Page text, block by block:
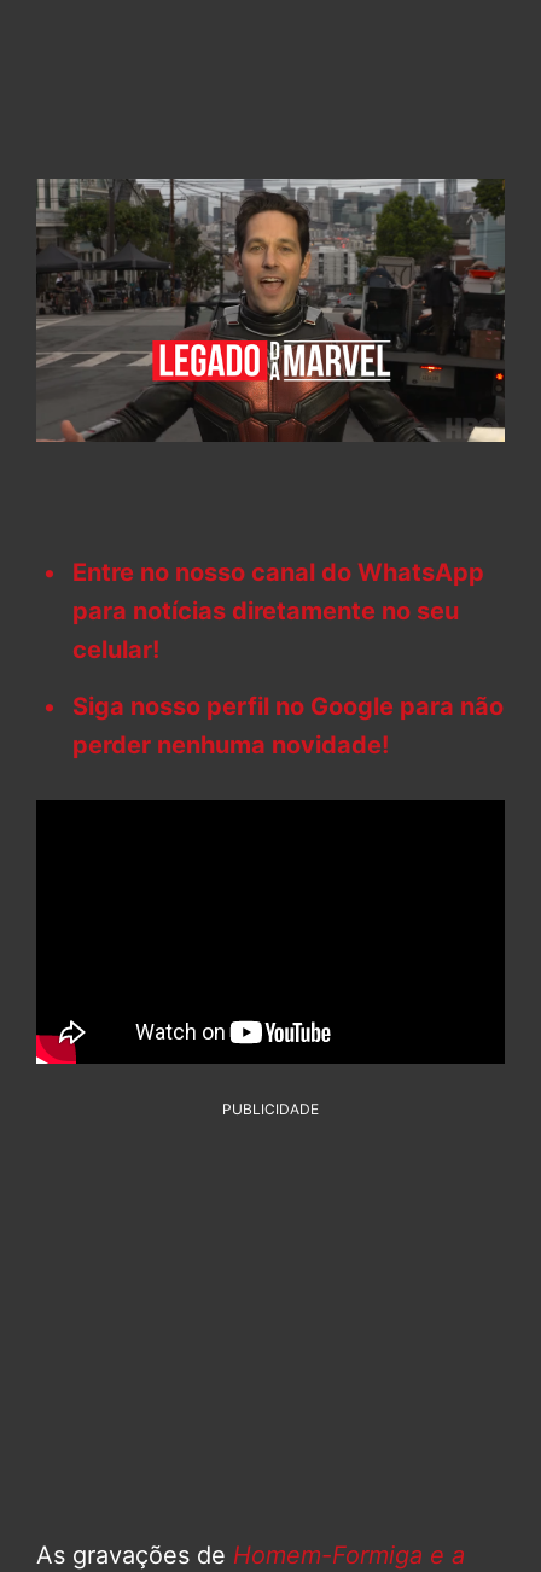
Entre no nosso canal do WhatsApp
para notícias diretamente no seu
celular!
Siga nosso perfil no Google para não
perder nenhuma novidade!
PUBLICIDADE
As gravações de Homem-Formiga e a